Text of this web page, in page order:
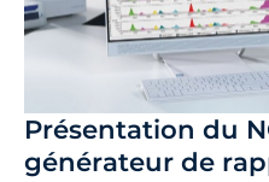
Présentation du
générateur de